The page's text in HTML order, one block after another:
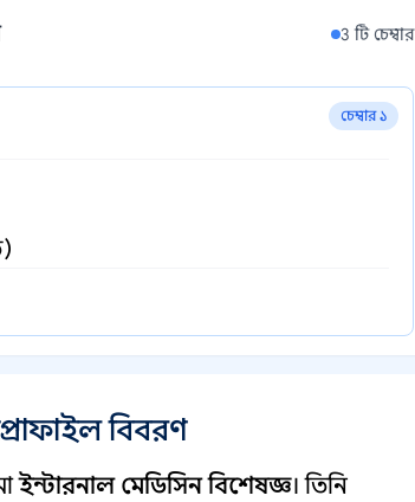
3 টি চেম্বার
চেম্বার ১
বিবরণ
ইন্টারনাল মেডিসিন বিশেষজ্ঞ। তিনি